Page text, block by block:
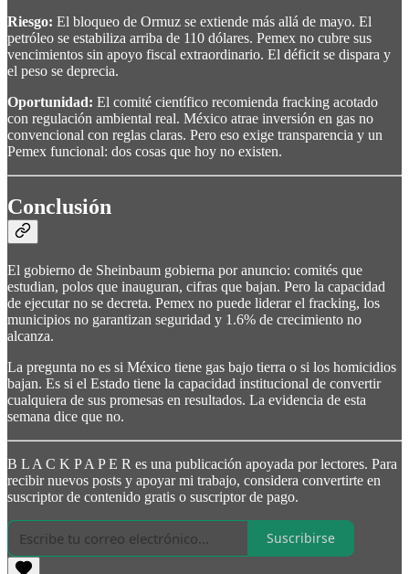
Riesgo: El bloqueo de Ormuz se extiende más allá de mayo. El
petróleo se estabiliza arriba de 110 dólares. Pemex no cubre sus
vencimientos sin apoyo fiscal extraordinario. El déficit se dispara y
el peso se deprecia.
Oportunidad: El comité científico recomienda fracking acotado
con regulación ambiental real. México atrae inversión en gas no
convencional con reglas claras. Pero eso exige transparencia y un
Pemex funcional: dos cosas que hoy no existen.
Conclusión
El gobierno de Sheinbaum gobierna por anuncio: comités que
estudian, polos que inauguran, cifras que bajan. Pero la capacidad
de ejecutar no se decreta. Pemex no puede liderar el fracking, los
municipios no garantizan seguridad y 1.6% de crecimiento no
alcanza.
La pregunta no es si México tiene gas bajo tierra o si los homicidios
bajan. Es si el Estado tiene la capacidad institucional de convertir
cualquiera de sus promesas en resultados. La evidencia de esta
semana dice que no.
B L A C K P A P E R es una publicación apoyada por lectores. Para
recibir nuevos posts y apoyar mi trabajo, considera convertirte en
suscriptor de contenido gratis o suscriptor de pago.
Suscribirse